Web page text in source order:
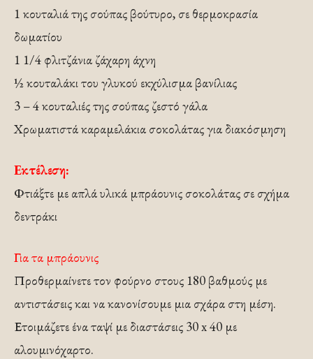
1 κουταλιά της σούπας βούτυρο, σε θερμοκρασία
δωματίου
1 1/4 φλιτζάνια ζάχαρη άχνη
½ κουταλάκι του γλυκού εκχύλισμα βανίλιας
3 – 4 κουταλιές της σούπας ζεστό γάλα
Χρωματιστά καραμελάκια σοκολάτας για διακόσμηση
Εκτέλεση:
Φτιάξτε με απλά υλικά μπράουνις σοκολάτας σε σχήμα
δεντράκι
Για τα μπράουνις
Προθερμαίνετε τον φούρνο στους 180 βαθμούς με
αντιστάσεις και να κανονίσουμε μια σχάρα στη μέση.
Ετοιμάζετε ένα ταψί με διαστάσεις 30 x 40 με
αλουμινόχαρτο.